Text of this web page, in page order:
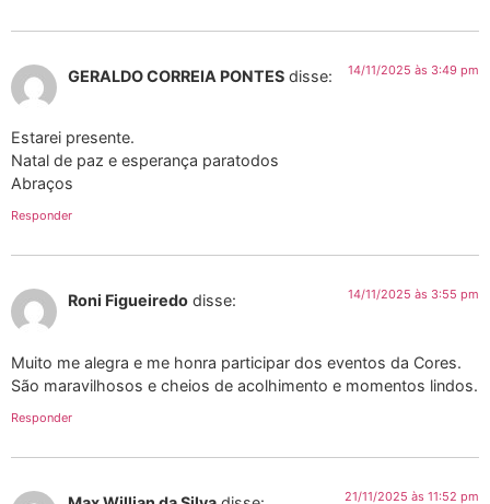
GERALDO CORREIA PONTES disse: 14/11/2025 às 3:49 pm
Estarei presente.
Natal de paz e esperança paratodos
Abraços
Responder
Roni Figueiredo disse: 14/11/2025 às 3:55 pm
Muito me alegra e me honra participar dos eventos da Cores.
São maravilhosos e cheios de acolhimento e momentos lindos.
Responder
21/11/2025 às 11:52 pm